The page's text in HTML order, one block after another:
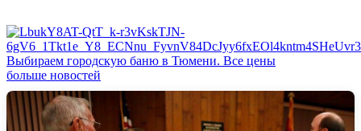
Выбираем городскую баню в Тюмени. Все цены
больше новостей